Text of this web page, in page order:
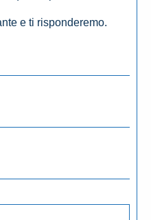
e ti risponderemo.